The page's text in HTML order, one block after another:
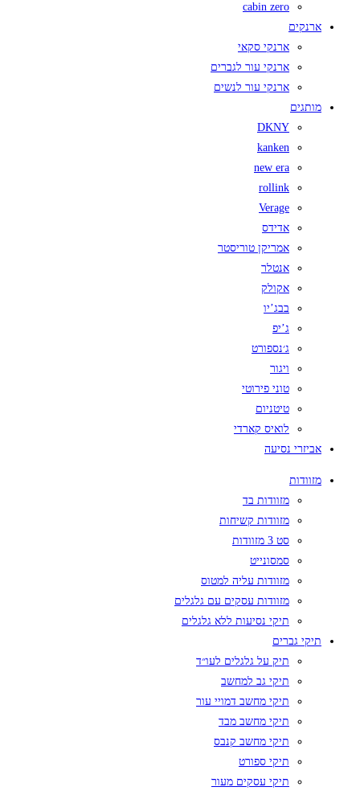
cabin zero
ארנקים
ארנקי סקאי
ארנקי עור לגברים
ארנקי עור לנשים
מותגים
DKNY
kanken
new era
rollink
Verage
אדידס
אמריקן טוריסטר
אנטלר
אקולק
בבג’יו
ג’יפ
ג׳נספורט
ויגור
טוני פירוטי
טיטניום
לואיס קארדי
אביזרי נסיעה
מזוודות
מזוודות בד
מזוודות קשיחות
סט 3 מזוודות
סמסונייט
מזוודות עליה למטוס
מזוודות עסקים עם גלגלים
תיקי נסיעות ללא גלגלים
תיקי גברים
תיק על גלגלים לעו״ד
תיקי גב למחשב
תיקי מחשב דמויי עור
תיקי מחשב מבד
תיקי מחשב קנבס
תיקי ספורט
תיקי עסקים מעור